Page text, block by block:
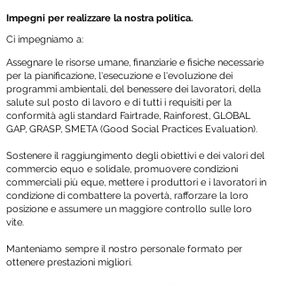
Impegni per realizzare la nostra politica.
Ci impegniamo a:
Assegnare le risorse umane, finanziarie e fisiche necessarie
per la pianificazione, l'esecuzione e l'evoluzione dei
programmi ambientali, del benessere dei lavoratori, della
salute sul posto di lavoro e di tutti i requisiti per la
conformità agli standard Fairtrade, Rainforest, GLOBAL
GAP, GRASP, SMETA (Good Social Practices Evaluation).
Sostenere il raggiungimento degli obiettivi e dei valori del
commercio equo e solidale, promuovere condizioni
commerciali più eque, mettere i produttori e i lavoratori in
condizione di combattere la povertà, rafforzare la loro
posizione e assumere un maggiore controllo sulle loro
vite.
Manteniamo sempre il nostro personale formato per
ottenere prestazioni migliori.